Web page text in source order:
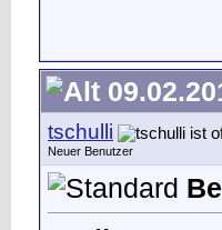
tschulli
Neuer Benutzer